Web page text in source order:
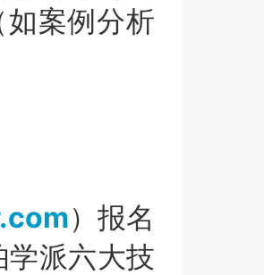
案例分析
）报名
派六大技